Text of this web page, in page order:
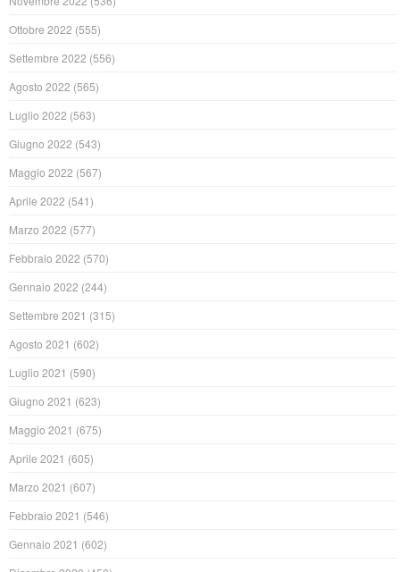
Ottobre 2022 (555)
Settembre 2022 (556)
Agosto 2022 (565)
Luglio 2022 (563)
Giugno 2022 (543)
Maggio 2022 (567)
Aprile 2022 (541)
Marzo 2022 (577)
Febbraio 2022 (570)
Gennaio 2022 (244)
Settembre 2021 (315)
Agosto 2021 (602)
Luglio 2021 (590)
Giugno 2021 (623)
Maggio 2021 (675)
Aprile 2021 (605)
Marzo 2021 (607)
Febbraio 2021 (546)
Gennaio 2021 (602)